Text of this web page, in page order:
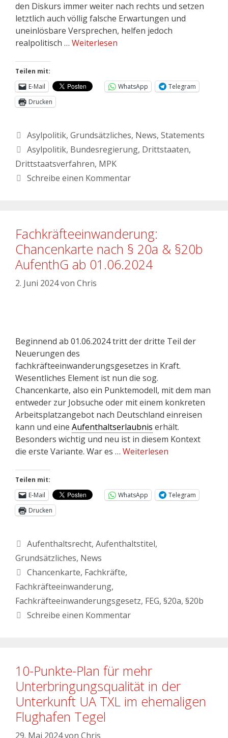
den Diskurs immer weiter nach rechts und setzen
letztlich auch völlig falsche Erwartungen und
uneinlösbare Versprechen, helfen jedoch
realpolitisch … Weiterlesen
Teilen mit:
E-Mail
WhatsApp
Telegram
Drucken
Asylpolitik, Grundsätzliches, News, Statements
Asylpolitik, Bundesregierung, Drittstaaten,
Drittstaatsverfahren, MPK
Schreibe einen Kommentar
Fachkräfteeinwanderung:
Chancenkarte nach § 20a & §20b
AufenthG ab 01.06.2024
2. Juni 2024von Chris
Beginnend ab 01.06.2024 tritt der dritte Teil der
Neuerungen des
fachkräfteeinwanderungsgesetzes in Kraft.
Wesentliches Element ist nun die sog.
Chancenkarte, also ein Punktemodell, mit dem man
entweder zur Jobsuche oder mit einem konkreten
Arbeitsplatzangebot nach Deutschland einreisen
kann und eine Aufenthaltserlaubnis erhält.
Besonders wichtig und neu ist in diesem Kontext
die erste Variante. War es … Weiterlesen
Teilen mit:
E-Mail
WhatsApp
Telegram
Drucken
Aufenthaltsrecht, Aufenthaltstitel,
Grundsätzliches, News
Chancenkarte, Fachkräfte,
Fachkräfteeinwanderung,
Fachkräfteeinwanderungsgesetz, FEG, §20a, §20b
Schreibe einen Kommentar
10-Punkte-Plan für mehr
Unterbringungsqualität in der
Unterkunft UA TXL im ehemaligen
Flughafen Tegel
29. Mai 2024von Chris